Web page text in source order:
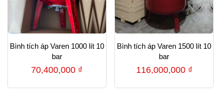
Bình tích áp Varen 1000 lít 10
bar
70,400,000 ₫
Bình tích áp Varen 1500 lít 10
bar
116,000,000 ₫